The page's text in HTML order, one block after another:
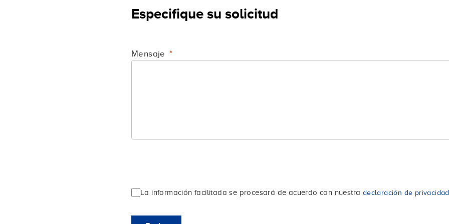
Especifique su solicitud
Mensaje
La información facilitada se procesará de acuerdo con nuestra declaración de privacidad